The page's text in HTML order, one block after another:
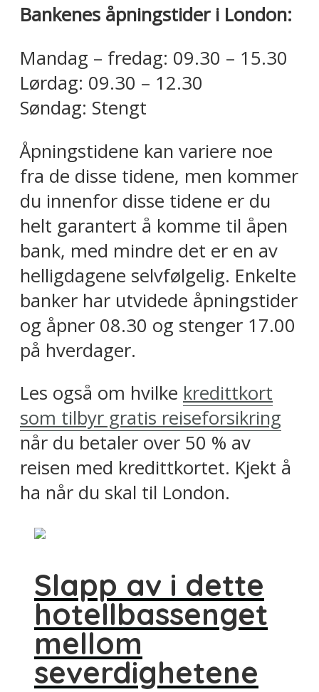
Bankenes åpningstider i London:
Mandag – fredag: 09.30 – 15.30
Lørdag: 09.30 – 12.30
Søndag: Stengt
Åpningstidene kan variere noe
fra de disse tidene, men kommer
du innenfor disse tidene er du
helt garantert å komme til åpen
bank, med mindre det er en av
helligdagene selvfølgelig. Enkelte
banker har utvidede åpningstider
og åpner 08.30 og stenger 17.00
på hverdager.
Les også om hvilke kredittkort
som tilbyr gratis reiseforsikring
når du betaler over 50 % av
reisen med kredittkortet. Kjekt å
ha når du skal til London.
Slapp av i dette
hotellbassenget
mellom
severdighetene